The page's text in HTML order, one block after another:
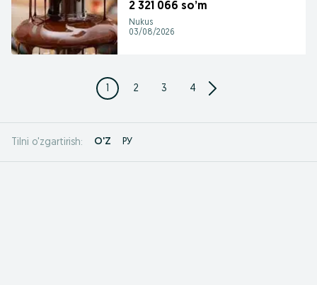
2 321 066 so’m
Nukus
03/08/2026
1 2 3 4
Tilni o'zgartirish: O'Z РУ